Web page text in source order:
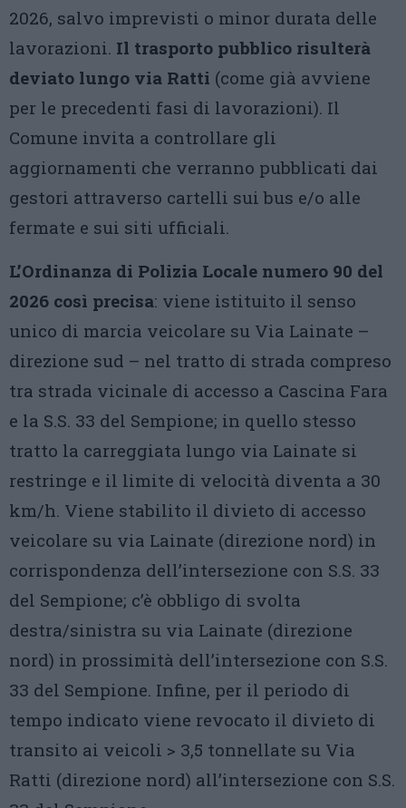
2026, salvo imprevisti o minor durata delle
lavorazioni. Il trasporto pubblico risulterà
deviato lungo via Ratti (come già avviene
per le precedenti fasi di lavorazioni). Il
Comune invita a controllare gli
aggiornamenti che verranno pubblicati dai
gestori attraverso cartelli sui bus e/o alle
fermate e sui siti ufficiali.
L’Ordinanza di Polizia Locale numero 90 del
2026 così precisa: viene istituito il senso
unico di marcia veicolare su Via Lainate –
direzione sud – nel tratto di strada compreso
tra strada vicinale di accesso a Cascina Fara
e la S.S. 33 del Sempione; in quello stesso
tratto la carreggiata lungo via Lainate si
restringe e il limite di velocità diventa a 30
km/h. Viene stabilito il divieto di accesso
veicolare su via Lainate (direzione nord) in
corrispondenza dell’intersezione con S.S. 33
del Sempione; c’è obbligo di svolta
destra/sinistra su via Lainate (direzione
nord) in prossimità dell’intersezione con S.S.
33 del Sempione. Infine, per il periodo di
tempo indicato viene revocato il divieto di
transito ai veicoli > 3,5 tonnellate su Via
Ratti (direzione nord) all’intersezione con S.S.